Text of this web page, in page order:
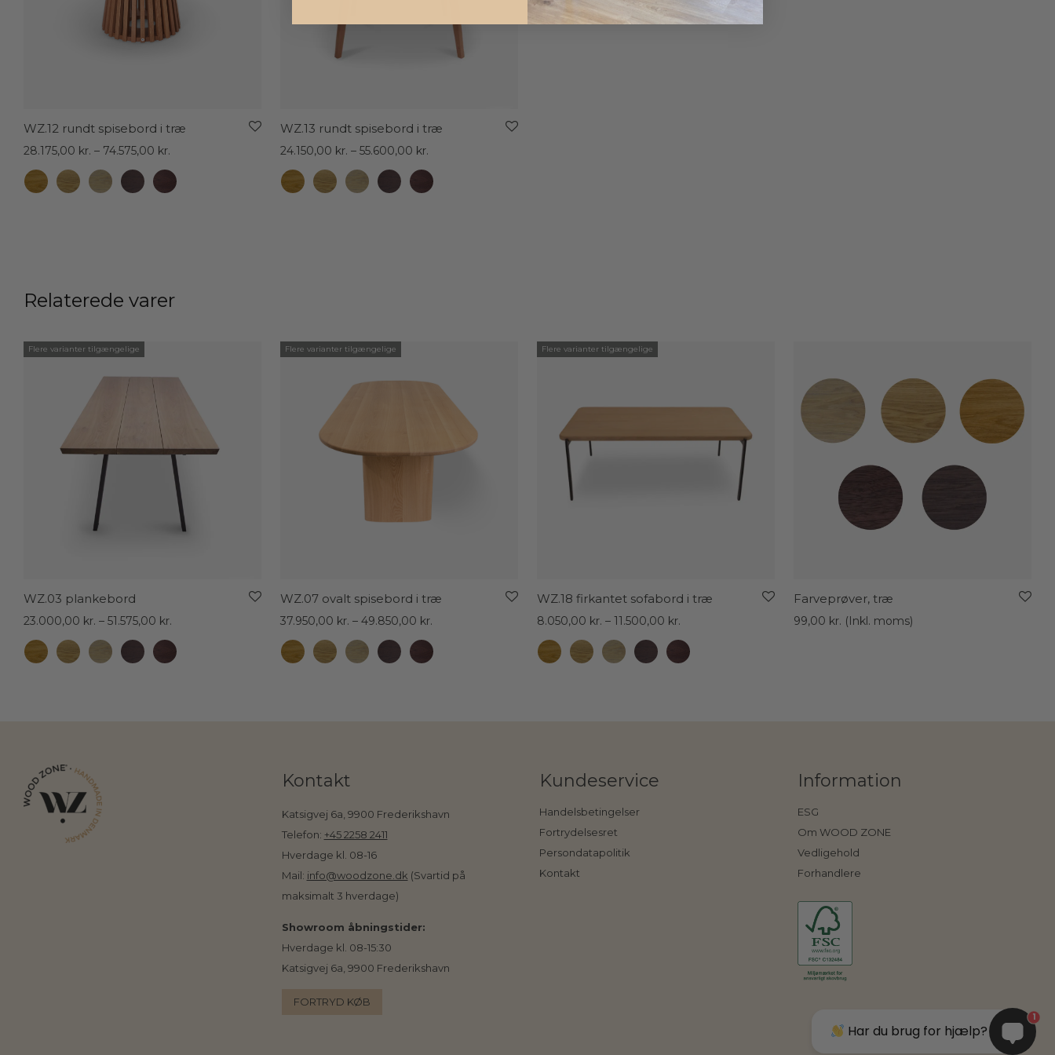
WZ.12 rundt spisebord i træ
28.175,00 kr. – 74.575,00 kr.
til
WZ.13 rundt spisebord i træ
24.150,00 kr. – 55.600,00 kr.
til
Relaterede varer
Flere varianter tilgængelige
WZ.03 plankebord
23.000,00 kr. – 51.575,00 kr.
til
Flere varianter tilgængelige
WZ.07 ovalt spisebord i træ
37.950,00 kr. – 49.850,00 kr.
til
Flere varianter tilgængelige
WZ.18 firkantet sofabord i træ
8.050,00 kr. – 11.500,00 kr.
8.050,00 kr.
til
Farveprøver, træ
99,00 kr. (Inkl. moms)
Kontakt
Katsigvej 6a, 9900 Frederikshavn
Telefon: +45 2258 2411
Hverdage kl. 08-16
Mail: info@woodzone.dk (Svartid på
maksimalt 3 hverdage)
Showroom åbningstider:
Hverdage kl. 08-15:30
Katsigvej 6a, 9900 Frederikshavn
FORTRYD KØB
Kundeservice
Handelsbetingelser
Fortrydelsesret
Persondatapolitik
Kontakt
Information
ESG
Om WOOD ZONE
Vedligehold
Forhandlere
Har du brug for hjælp?
1